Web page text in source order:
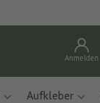
Anmelden
Aufkleber